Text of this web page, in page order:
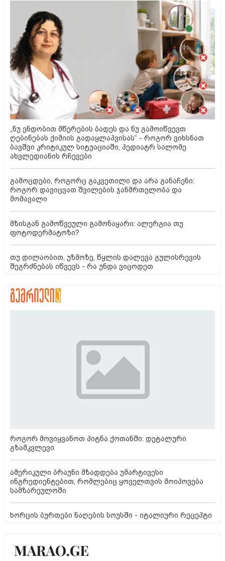
„ნუ ენდობით მწერების ბადეს და ნუ გამოიწვევთ
ღებინებას ქიმიის გადაყლაპვისას“ - როგორ ვიხსნათ
ბავშვი კრიტიკულ სიტუაციაში, პედიატრ სალომე
ახვლედიანის რჩევები
გამოცდები, როგორც გაკვეთილი და არა განაჩენი:
როგორ დავიცვათ შვილების ჯანმრთელობა და
მომავალი
მზისგან გამოწვეული გამონაყარი: ალერგია თუ
ფოტოდერმატოზი?
თუ დილაობით, უზმოზე, წყლის დალევა გულისრევის
შეგრძნებას იწვევს - რა უნდა ვიცოდეთ
როგორ მოვიყვანოთ პიტნა ქოთანში: დეტალური
გზამკვლევი
ამერიკული ბრაუნი მზადდება უმარტივესი
ინგრედიენტებით, რომლებიც ყოველთვის მოიპოვება
სამზარეულოში
ხორცის ბურთები ნაღების სოუსში - იტალიური რეცეპტი